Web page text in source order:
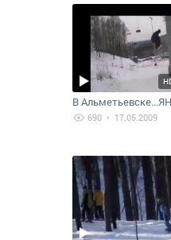
В Альметьевске...ЯН
690 • 17.05.2009